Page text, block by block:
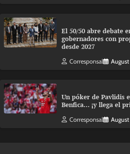
El 50/50 abre debate
gobernadores con
desde 2027
Corresponsal
Un póker de Pavlidis
Benfica… ¡y llega el
Corresponsal